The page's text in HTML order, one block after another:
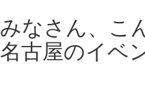
みなさん、こ
名古屋のイ